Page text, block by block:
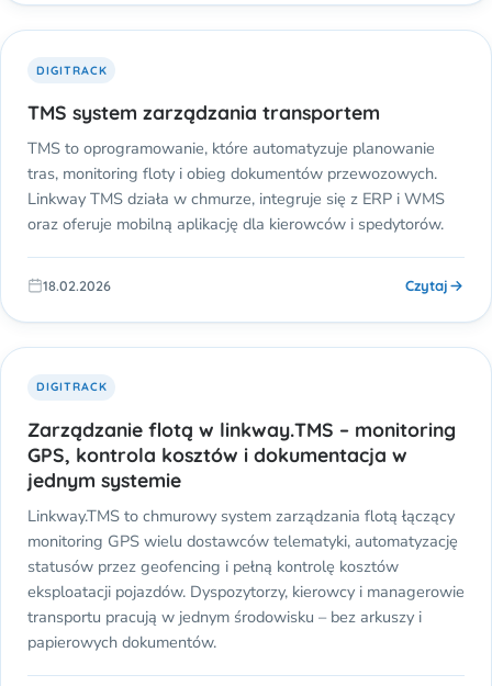
DIGITRACK
TMS system zarządzania transportem
TMS to oprogramowanie, które automatyzuje planowanie
tras, monitoring floty i obieg dokumentów przewozowych.
Linkway TMS działa w chmurze, integruje się z ERP i WMS
oraz oferuje mobilną aplikację dla kierowców i spedytorów.
18.02.2026 Czytaj
DIGITRACK
Zarządzanie flotą w linkway.TMS – monitoring
GPS, kontrola kosztów i dokumentacja w
jednym systemie
Linkway.TMS to chmurowy system zarządzania flotą łączący
monitoring GPS wielu dostawców telematyki, automatyzację
statusów przez geofencing i pełną kontrolę kosztów
eksploatacji pojazdów. Dyspozytorzy, kierowcy i managerowie
transportu pracują w jednym środowisku – bez arkuszy i
papierowych dokumentów.